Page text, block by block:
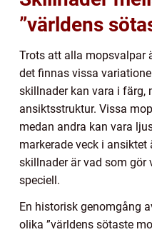
”världens
Trots att alla mopsvalpar
det finnas vissa
skillnader kan vara i färg,
ansiktsstruktur. Vissa
medan andra kan vara
markerade veck i ansiktet
skillnader är vad som gör
speciell.
En historisk genomgång
olika ”världens sötaste